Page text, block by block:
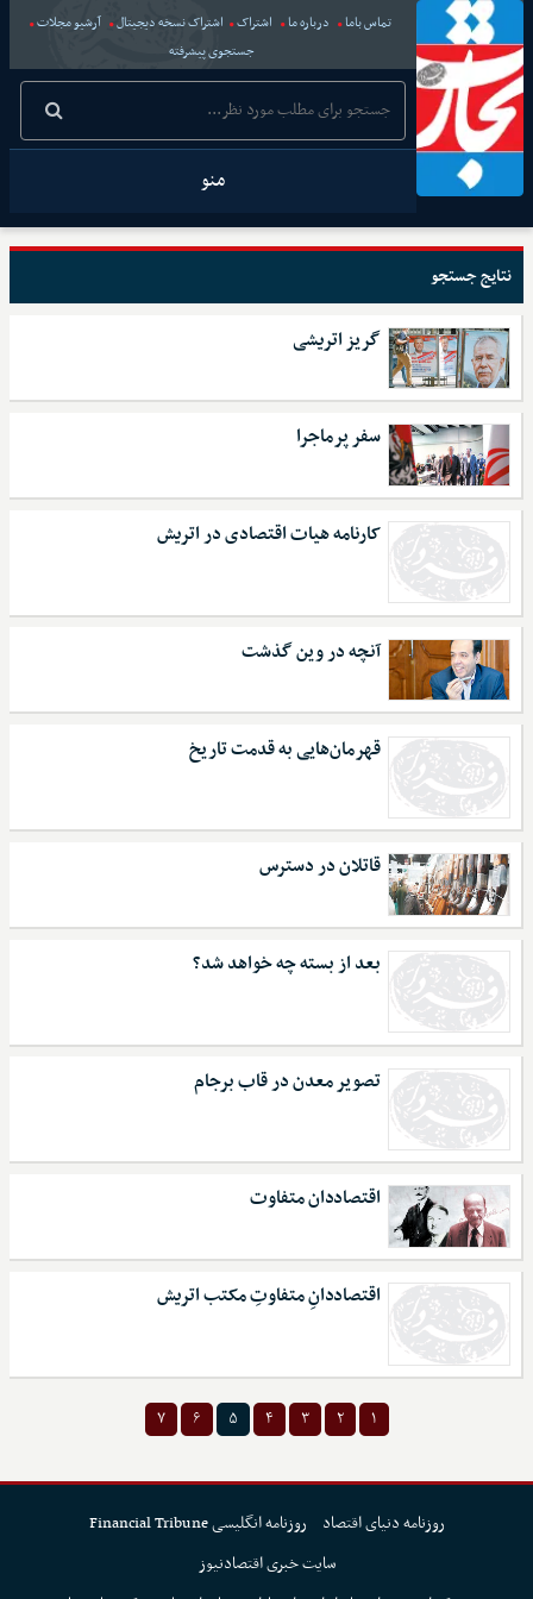
تماس باما درباره ما اشتراک اشتراک نسخه دیجیتال
آرشیو مجلات
جستجوی پیشرفته
منو
نتایج جستجو
گریز اتریشی
سفر پرماجرا
کارنامه هیات اقتصادی در اتریش
آنچه در وین گذشت
قهرمان‌هایی به قدمت تاریخ
قاتلان در دسترس
بعد از بسته چه خواهد شد؟
تصویر معدن در قاب برجام
اقتصاددان متفاوت
اقتصاددانِ متفاوتِ مکتب اتریش
۱ ۲ ۳ ۴ ۵ ۶ ۷
روزنامه دنیای اقتصاد
روزنامه انگلیسی Financial Tribune
سایت خبری اقتصادنیوز